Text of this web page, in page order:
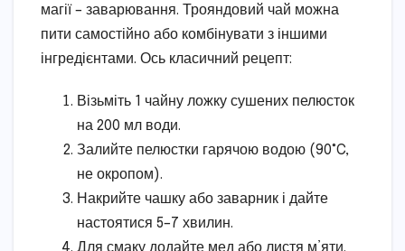
магії – заварювання. Трояндовий чай можна
пити самостійно або комбінувати з іншими
інгредієнтами. Ось класичний рецепт:
Візьміть 1 чайну ложку сушених пелюсток
на 200 мл води.
Залийте пелюстки гарячою водою (90°C,
не окропом).
Накрийте чашку або заварник і дайте
настоятися 5–7 хвилин.